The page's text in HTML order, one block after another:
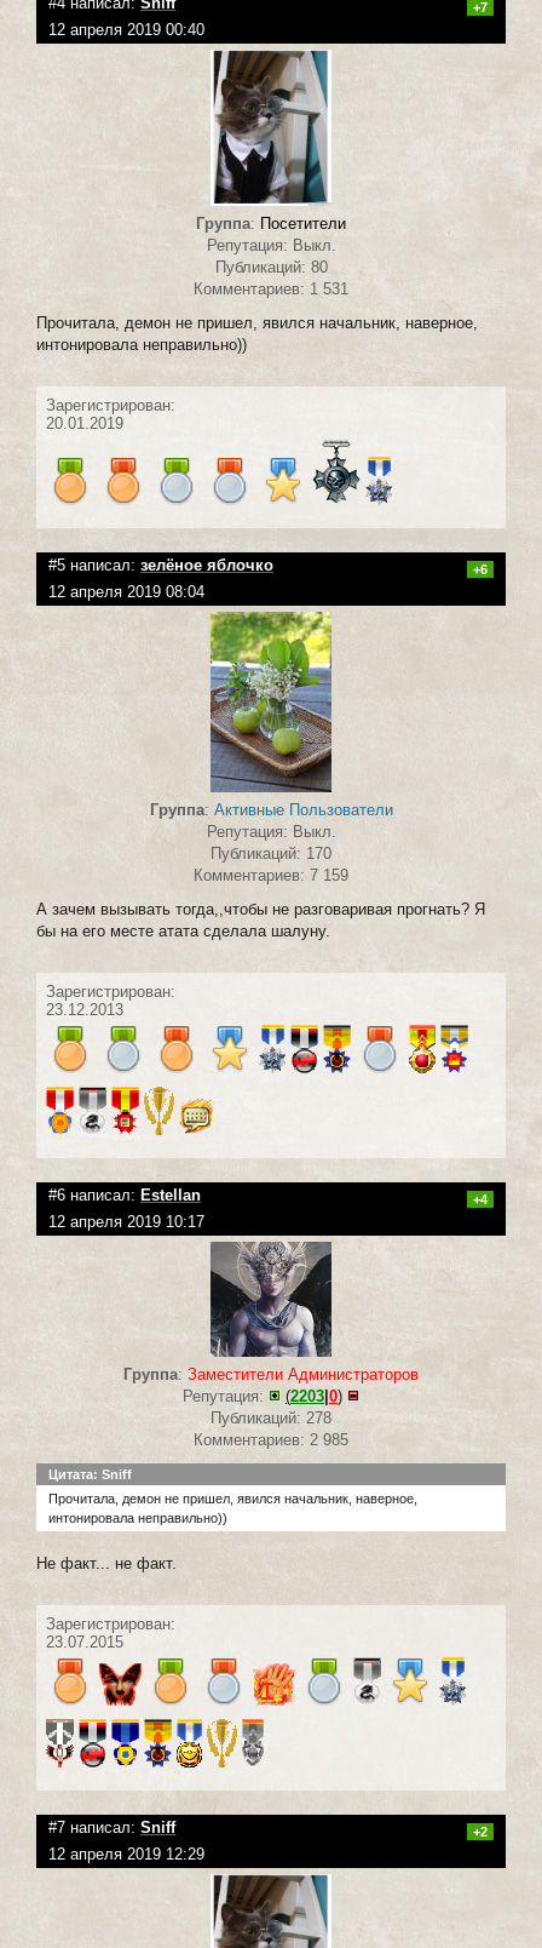
+7
12 апреля 2019 00:40
Группа: Посетители
Репутация: Выкл.
Публикаций: 80
Комментариев: 1 531
Прочитала, демон не пришел, явился начальник, наверное,
интонировала неправильно))
Зарегистрирован:
20.01.2019
#5 написал: зелёное яблочко +6
12 апреля 2019 08:04
Группа: Активные Пользователи
Репутация: Выкл.
Публикаций: 170
Комментариев: 7 159
А зачем вызывать тогда,,чтобы не разговаривая прогнать? Я
бы на его месте атата сделала шалуну.
Зарегистрирован:
23.12.2013
#6 написал: Estellan +4
12 апреля 2019 10:17
Группа: Заместители Администраторов
Репутация:
(2203 0)
Публикаций: 278
Комментариев: 2 985
Цитата: Sniff
Прочитала, демон не пришел, явился начальник, наверное,
интонировала неправильно))
Не факт... не факт.
Зарегистрирован:
23.07.2015
#7 написал: Sniff +2
12 апреля 2019 12:29